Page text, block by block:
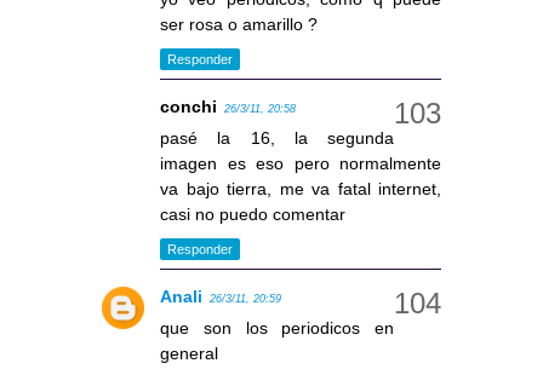
ser rosa o amarillo ?
Responder
conchi 26/3/11, 20:58
pasé la 16, la segunda
imagen es eso pero normalmente
va bajo tierra, me va fatal internet,
casi no puedo comentar
Responder
Anali 26/3/11, 20:59
que son los periodicos en
general